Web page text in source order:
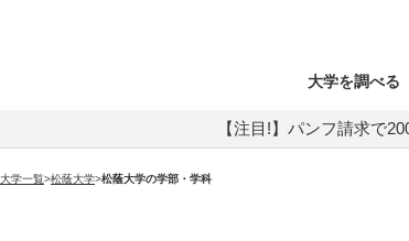
大学を調べる
【注目!】パンフ請求で
学一覧>松蔭大学>松蔭大学の学部・学科